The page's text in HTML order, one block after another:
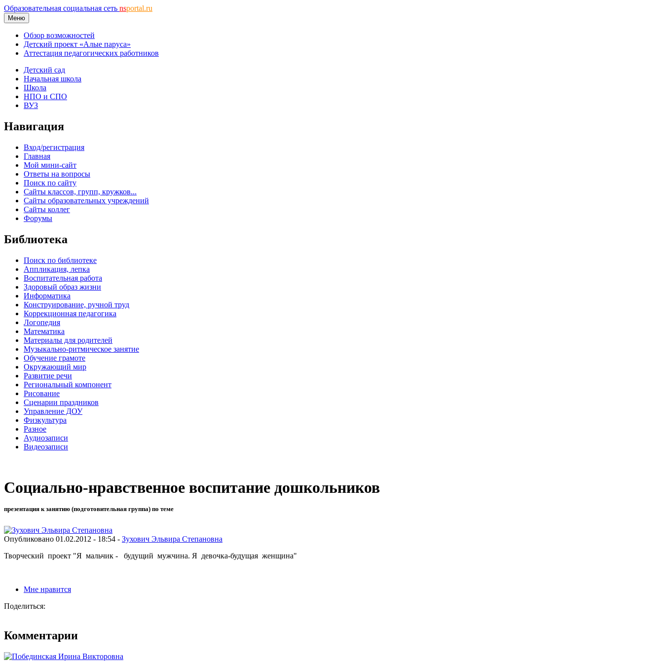
Образовательная социальная сеть nsportal.ru
Меню
Обзор возможностей
Детский проект «Алые паруса»
Аттестация педагогических работников
Детский сад
Начальная школа
Школа
НПО и СПО
ВУЗ
Навигация
Вход/регистрация
Главная
Мой мини-сайт
Ответы на вопросы
Поиск по сайту
Сайты классов, групп, кружков...
Сайты образовательных учреждений
Сайты коллег
Форумы
Библиотека
Поиск по библиотеке
Аппликация, лепка
Воспитательная работа
Здоровый образ жизни
Информатика
Конструирование, ручной труд
Коррекционная педагогика
Логопедия
Математика
Материалы для родителей
Музыкально-ритмическое занятие
Обучение грамоте
Окружающий мир
Развитие речи
Региональный компонент
Рисование
Сценарии праздников
Управление ДОУ
Физкультура
Разное
Аудиозаписи
Видеозаписи
Социально-нравственное воспитание дошкольников
презентация к занятию (подготовительная группа) по теме
Опубликовано 01.02.2012 - 18:54 - Зухович Эльвира Степановна
Творческий проект "Я мальчик - будущий мужчина. Я девочка-будущая женщина"
Мне нравится
Поделиться:
Комментарии